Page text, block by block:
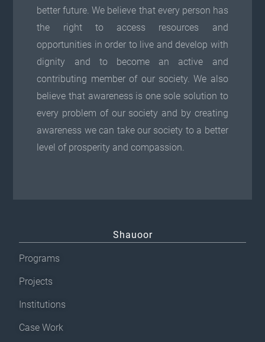
better future. We believe that every person has
the right to access resources and
opportunities in order to live and develop with
dignity and to become an active and
contributing member of our society. We also
believe that awareness is one sole solution to
every problem of our society and by creating
awareness we can take our society to a better
level of prosperity and compassion.
Shauoor
Programs
Projects
Institutions
Case Work